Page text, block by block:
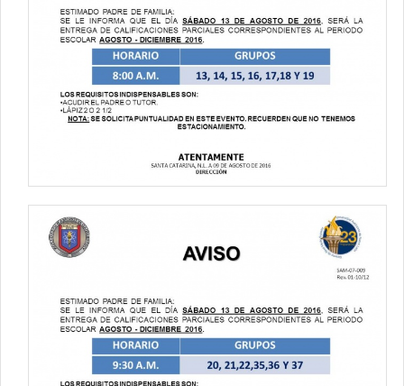
Difusión
Contacto